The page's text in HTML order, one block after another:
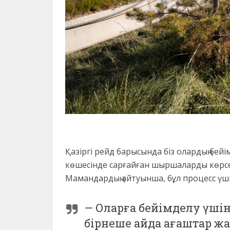
Қазіргі рейд барысында біз олардың
көшесінде сарғайған шыршаларды
Мамандардың айтуынша, бұл процесс
— Оларға бейімделу
бірнеше айда ағаштар